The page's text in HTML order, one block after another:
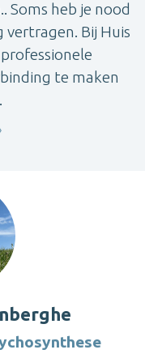
Soms heb je nood
vertragen. Bij Huis
te maken